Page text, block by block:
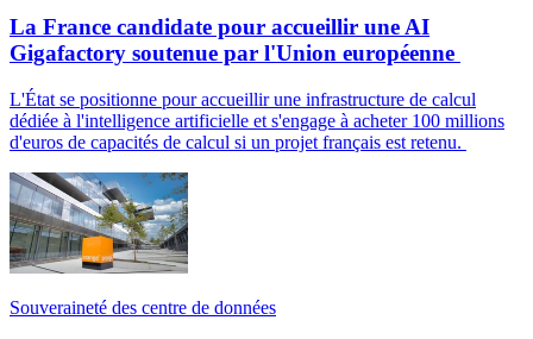
La France candidate pour accueillir une AI
Gigafactory soutenue par l'Union européenne
L'État se positionne pour accueillir une infrastructure de calcul
dédiée à l'intelligence artificielle et s'engage à acheter 100 millions
d'euros de capacités de calcul si un projet français est retenu.
Souveraineté des centre de données